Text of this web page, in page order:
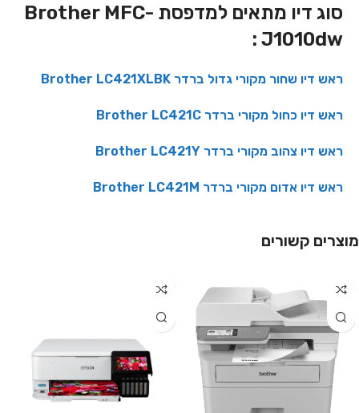
סוג דיו מתאים למדפסת Brother MFC-
J1010dw :
ראש דיו שחור מקורי גדול ברדר Brother LC421XLBK
ראש דיו כחול מקורי ברדר Brother LC421C
ראש דיו צהוב מקורי ברדר Brother LC421Y
ראש דיו אדום מקורי ברדר Brother LC421M
מוצרים קשורים